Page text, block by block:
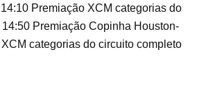
Premiação XCM categorias do
14:50 Premiação Copinha Houston-
categorias do circuito completo